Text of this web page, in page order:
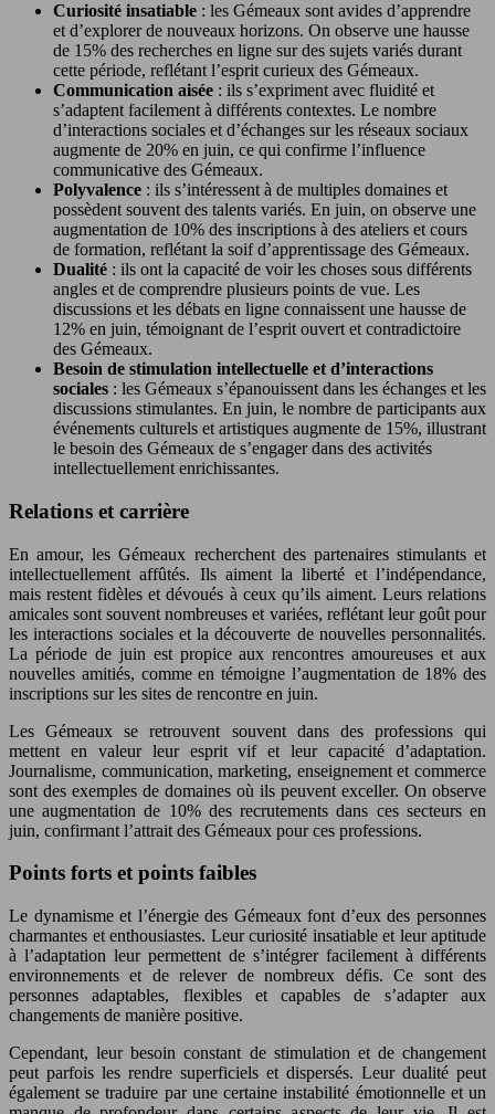
Curiosité insatiable : les Gémeaux sont avides d’apprendre
et d’explorer de nouveaux horizons. On observe une hausse
de 15% des recherches en ligne sur des sujets variés durant
cette période, reflétant l’esprit curieux des Gémeaux.
Communication aisée : ils s’expriment avec fluidité et
s’adaptent facilement à différents contextes. Le nombre
d’interactions sociales et d’échanges sur les réseaux sociaux
augmente de 20% en juin, ce qui confirme l’influence
communicative des Gémeaux.
Polyvalence : ils s’intéressent à de multiples domaines et
possèdent souvent des talents variés. En juin, on observe une
augmentation de 10% des inscriptions à des ateliers et cours
de formation, reflétant la soif d’apprentissage des Gémeaux.
Dualité : ils ont la capacité de voir les choses sous différents
angles et de comprendre plusieurs points de vue. Les
discussions et les débats en ligne connaissent une hausse de
12% en juin, témoignant de l’esprit ouvert et contradictoire
des Gémeaux.
Besoin de stimulation intellectuelle et d’interactions
sociales : les Gémeaux s’épanouissent dans les échanges et les
discussions stimulantes. En juin, le nombre de participants aux
événements culturels et artistiques augmente de 15%, illustrant
le besoin des Gémeaux de s’engager dans des activités
intellectuellement enrichissantes.
Relations et carrière
En amour, les Gémeaux recherchent des partenaires stimulants et
intellectuellement affûtés. Ils aiment la liberté et l’indépendance,
mais restent fidèles et dévoués à ceux qu’ils aiment. Leurs relations
amicales sont souvent nombreuses et variées, reflétant leur goût pour
les interactions sociales et la découverte de nouvelles personnalités.
La période de juin est propice aux rencontres amoureuses et aux
nouvelles amitiés, comme en témoigne l’augmentation de 18% des
inscriptions sur les sites de rencontre en juin.
Les Gémeaux se retrouvent souvent dans des professions qui
mettent en valeur leur esprit vif et leur capacité d’adaptation.
Journalisme, communication, marketing, enseignement et commerce
sont des exemples de domaines où ils peuvent exceller. On observe
une augmentation de 10% des recrutements dans ces secteurs en
juin, confirmant l’attrait des Gémeaux pour ces professions.
Points forts et points faibles
Le dynamisme et l’énergie des Gémeaux font d’eux des personnes
charmantes et enthousiastes. Leur curiosité insatiable et leur aptitude
à l’adaptation leur permettent de s’intégrer facilement à différents
environnements et de relever de nombreux défis. Ce sont des
personnes adaptables, flexibles et capables de s’adapter aux
changements de manière positive.
Cependant, leur besoin constant de stimulation et de changement
peut parfois les rendre superficiels et dispersés. Leur dualité peut
également se traduire par une certaine instabilité émotionnelle et un